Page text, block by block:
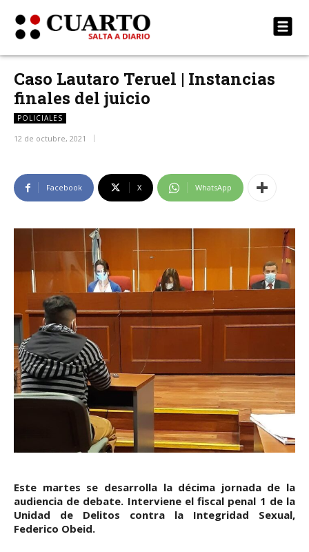
Caso Lautaro Teruel | Instancias
finales del juicio
POLICIALES
12 de octubre, 2021
Facebook X WhatsApp
Este martes se desarrolla la décima jornada de la
audiencia de debate. Interviene el fiscal penal 1 de la
Unidad de Delitos contra la Integridad Sexual,
Federico Obeid.